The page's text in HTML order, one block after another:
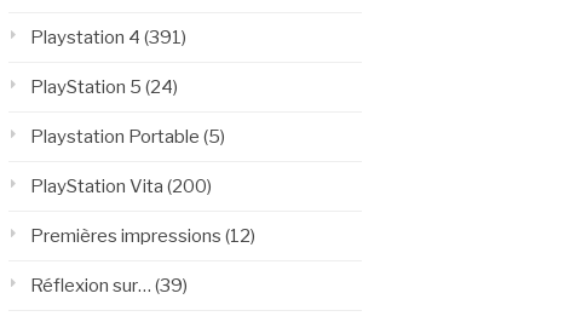
Playstation 4 (391)
PlayStation 5 (24)
Playstation Portable (5)
PlayStation Vita (200)
Premières impressions (12)
Réflexion sur… (39)